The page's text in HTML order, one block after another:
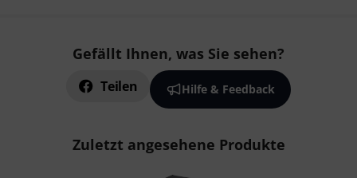
Gefällt Ihnen, was Sie sehen?
Teilen Hilfe & Feedback
Zuletzt angesehene Produkte